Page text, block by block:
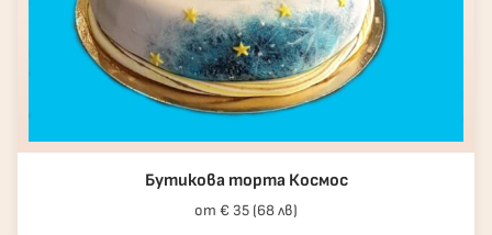
Бутикова торта Космос
от € 35 (68 лв)